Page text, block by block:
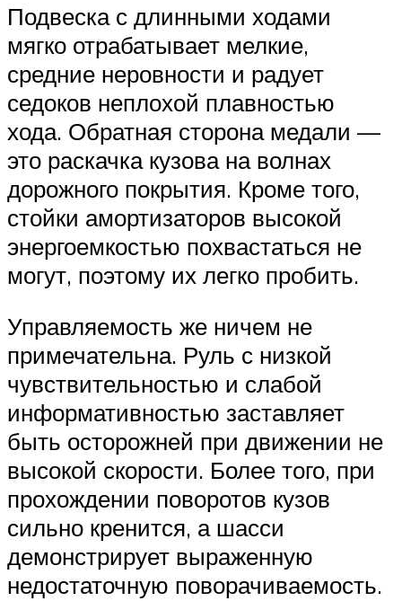
Подвеска с длинными ходами
мягко отрабатывает мелкие,
средние неровности и радует
седоков неплохой плавностью
хода. Обратная сторона медали —
это раскачка кузова на волнах
дорожного покрытия. Кроме того,
стойки амортизаторов высокой
энергоемкостью похвастаться не
могут, поэтому их легко пробить.
Управляемость же ничем не
примечательна. Руль с низкой
чувствительностью и слабой
информативностью заставляет
быть осторожней при движении не
высокой скорости. Более того, при
прохождении поворотов кузов
сильно кренится, а шасси
демонстрирует выраженную
недостаточную поворачиваемость.